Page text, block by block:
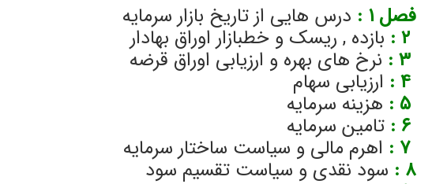
فصل ۱ : درس هایی از تاریخ بازار سرمایه
: بازده , ریسک و خطبازار اوراق بهادار
: نرخ های بهره و ارزیابی اوراق قرضه
: ارزیابی سهام
: هزینه سرمایه
: تامین سرمایه
: اهرم مالی و سیاست ساختار سرمایه
۸ : سود نقدی و سیاست تقسیم سود